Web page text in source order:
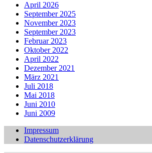
April 2026
September 2025
November 2023
September 2023
Februar 2023
Oktober 2022
April 2022
Dezember 2021
März 2021
Juli 2018
Mai 2018
Juni 2010
Juni 2009
Impressum
Datenschutzerklärung